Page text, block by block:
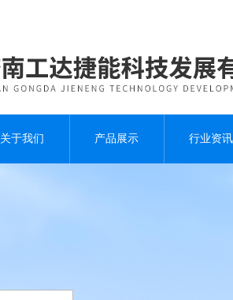
关于我们 产品展示 行业资讯